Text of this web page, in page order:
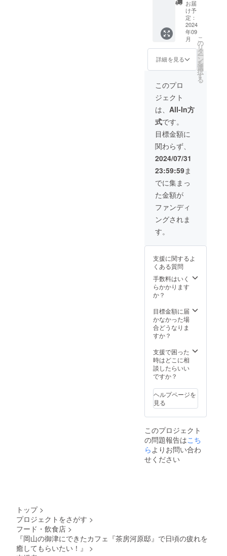
お届け
のリ
ターン
に貼付
された
ラベル
や注意
書きを
い。」
クラウ
ドファ
ンディ
ング終
了後別
途掲載
内容に
させて
頂きま
す。
て掲載
しま
す。 サ
イズ：
Ａ5サイ
ズ 期
間：１
年間
（2024
年9月〜
2025年
8月） ※
掲載内
容は支
援を頂
いた企
業様の
法人名
になり
ます
（ロゴ
でも
OK） ※
クラウ
ドファ
ンディ
ング終
内容に
お伺い
させて
頂きま
す。 ※
クラウ
ンディ
ング終
了後別
途掲載
関して
お伺い
させて
頂きま
お届
け予
定：
2024
年09
月
詳細を見る
こ
の
リ
タ
ー
ン
を
選
択
す
る
このプロ
ジェクト
は、 All-In方
式です。
目標金額に
関わらず、
2024/07/31
23:59:59ま
でに集まっ
た金額が
ファンディ
ングされま
す。
支援に関するよ
くある質問
手数料はいく
らかかります
か？
目標金額に届
かなかった場
合どうなりま
すか？
支援で困った
時はどこに相
談したらいい
ですか？
ヘルプページを
見る
このプロジェクト
の問題報告はこち
ら よりお問い合わ
せください
トップ >
プロジェクトをさがす >
フード・飲食店 >
『岡山の御津にできたカフェ『茶房河原邸』で日頃の疲れを
癒してもらいたい！』
>